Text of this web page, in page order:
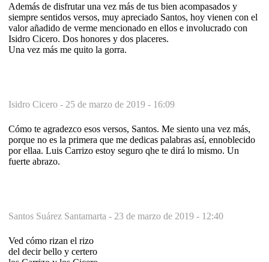
Además de disfrutar una vez más de tus bien acompasados y
siempre sentidos versos, muy apreciado Santos, hoy vienen con el
valor añadido de verme mencionado en ellos e involucrado con
Isidro Cicero. Dos honores y dos placeres.
Una vez más me quito la gorra.
Isidro Cicero - 25 de marzo de 2019 - 16:09
Cómo te agradezco esos versos, Santos. Me siento una vez más,
porque no es la primera que me dedicas palabras así, ennoblecido
por ellaa. Luis Carrizo estoy seguro qhe te dirá lo mismo. Un
fuerte abrazo.
Santos Suárez Santamarta - 23 de marzo de 2019 - 12:40
Ved cómo rizan el rizo
del decir bello y certero